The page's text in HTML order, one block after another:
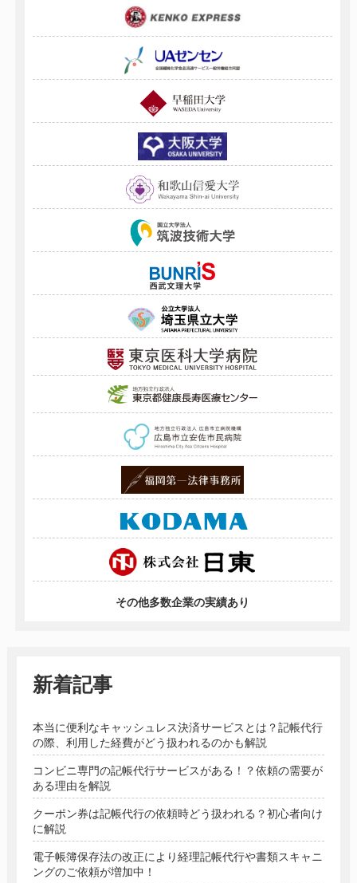
その他多数企業の実績あり
新着記事
本当に便利なキャッシュレス決済サービスとは？記帳代行
の際、利用した経費がどう扱われるのかも解説
コンビニ専門の記帳代行サービスがある！？依頼の需要が
ある理由を解説
クーポン券は記帳代行の依頼時どう扱われる？初心者向け
に解説
電子帳簿保存法の改正により経理記帳代行や書類スキャニ
ングのご依頼が増加中！